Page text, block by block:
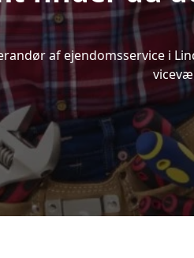
af ejendomsservice i